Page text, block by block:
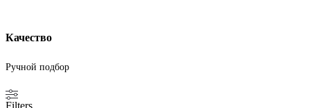
Качество
Ручной подбор
Filters